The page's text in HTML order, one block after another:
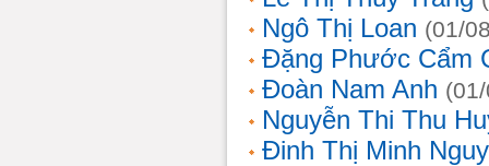
Ngô Thị Loan (01/
Đặng Phước Cẩm
Đoàn Nam Anh
Nguyễn Thi Thu
Đinh Thị Minh